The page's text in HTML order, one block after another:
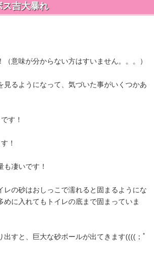
ス吉大暴れ
意味が分からない方はすいません。。。）
見るようになって、気づいた事がいくつかあ
す！
！
も凄いです！
レの砂はおしっこで濡れると固まるようにな
めに入れてもトイレの底まで固まっていま
出すと、巨大な砂ボールが出てきます((((；ﾟ